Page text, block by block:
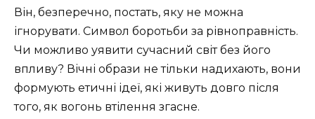
Він, безперечно, постать, яку не можна
ігнорувати. Символ боротьби за рівноправність.
Чи можливо уявити сучасний світ без його
впливу? Вічні образи не тільки надихають, вони
формують етичні ідеї, які живуть довго після
того, як вогонь втілення згасне.